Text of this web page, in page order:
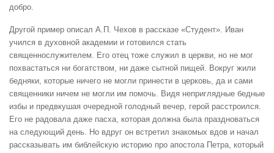
добро.
Другой пример описал А.П. Чехов в рассказе «Студент». Иван
учился в духовной академии и готовился стать
священнослужителем. Его отец тоже служил в церкви, но не мог
похвастаться ни богатством, ни даже сытной пищей. Вокруг жили
бедняки, которые ничего не могли принести в церковь, да и сами
священники ничем не могли им помочь. Видя неприглядные бедные
избы и предвкушая очередной голодный вечер, герой расстроился.
Его не радовала даже пасха, которая должна была праздноваться
на следующий день. Но вдруг он встретил знакомых вдов и начал
рассказывать им библейскую историю про апостола Петра, который